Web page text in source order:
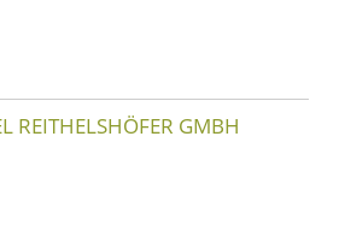
REITHELSHÖFER GMBH